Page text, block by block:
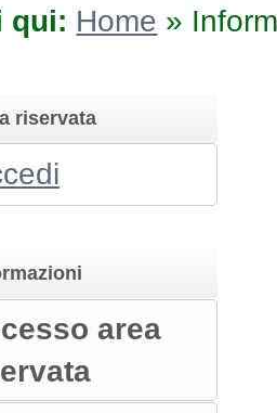
qui: Home »
riservata
area